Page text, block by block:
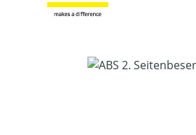
Bildergalerie überspringen